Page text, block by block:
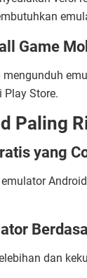
Game
Store.
Paling
yang
dan